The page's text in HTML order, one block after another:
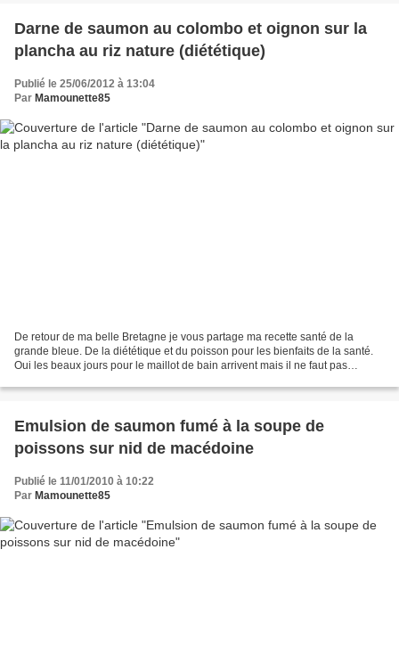
Darne de saumon au colombo et oignon sur la
plancha au riz nature (diététique)
Publié le 25/06/2012 à 13:04
Par Mamounette85
De retour de ma belle Bretagne je vous partage ma recette santé de la
grande bleue. De la diététique et du poisson pour les bienfaits de la santé.
Oui les beaux jours pour le maillot de bain arrivent mais il ne faut pas
Emulsion de saumon fumé à la soupe de
poissons sur nid de macédoine
Publié le 11/01/2010 à 10:22
Par Mamounette85